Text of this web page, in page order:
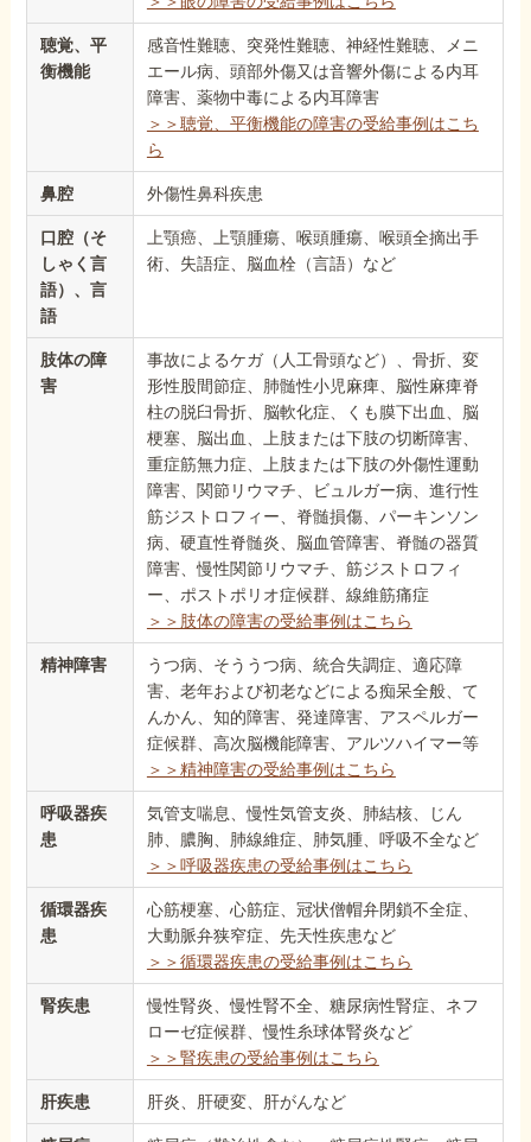
聴覚、平
衡機能
感音性難聴、突発性難聴、神経性難聴、メニ
エール病、頭部外傷又は音響外傷による内耳
障害、薬物中毒による内耳障害
＞＞聴覚、平衡機能の障害の受給事例はこち
ら
鼻腔 外傷性鼻科疾患
口腔（そ
しゃく言
語）、言
語
上顎癌、上顎腫瘍、喉頭腫瘍、喉頭全摘出手
術、失語症、脳血栓（言語）など
肢体の障
害
事故によるケガ（人工骨頭など）、骨折、変
形性股間節症、肺髄性小児麻痺、脳性麻痺脊
柱の脱臼骨折、脳軟化症、くも膜下出血、脳
梗塞、脳出血、上肢または下肢の切断障害、
重症筋無力症、上肢または下肢の外傷性運動
障害、関節リウマチ、ビュルガー病、進行性
筋ジストロフィー、脊髄損傷、パーキンソン
病、硬直性脊髄炎、脳血管障害、脊髄の器質
障害、慢性関節リウマチ、筋ジストロフィ
ー、ポストポリオ症候群、線維筋痛症
＞＞肢体の障害の受給事例はこちら
精神障害
うつ病、そううつ病、統合失調症、適応障
害、老年および初老などによる痴呆全般、て
んかん、知的障害、発達障害、アスペルガー
症候群、高次脳機能障害、アルツハイマー等
＞＞精神障害の受給事例はこちら
呼吸器疾
患
気管支喘息、慢性気管支炎、肺結核、じん
肺、膿胸、肺線維症、肺気腫、呼吸不全など
＞＞呼吸器疾患の受給事例はこちら
循環器疾
患
心筋梗塞、心筋症、冠状僧帽弁閉鎖不全症、
大動脈弁狭窄症、先天性疾患など
＞＞循環器疾患の受給事例はこちら
腎疾患
慢性腎炎、慢性腎不全、糖尿病性腎症、ネフ
ローゼ症候群、慢性糸球体腎炎など
＞＞腎疾患の受給事例はこちら
肝疾患 肝炎、肝硬変、肝がんなど